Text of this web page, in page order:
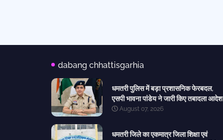
dabang chhattisgarhia
धमतरी पुलिस में बड़ा प्रशासनिक फेरबदल,
एसपी भावना पांडेय ने जारी किए तबादला आदेश
August 07, 2026
धमतरी जिले का एकमात्र जिला शिक्षा एवं